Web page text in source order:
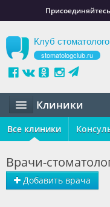
Клуб
stomatologclub.ru
Клиники
Статьи
Обучение
Все клиники
Добавить врача
Врачи-